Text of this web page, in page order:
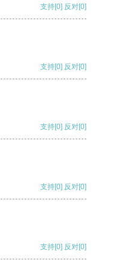
支持[0] 反对[0]
支持[0] 反对[0]
支持[0] 反对[0]
支持[0] 反对[0]
支持[0] 反对[0]